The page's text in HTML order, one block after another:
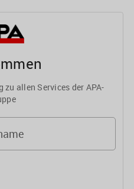
allen Services der APA-